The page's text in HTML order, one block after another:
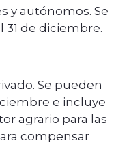
y autónomos. Se
31 de diciembre.
Se pueden
e incluye
agrario para las
compensar